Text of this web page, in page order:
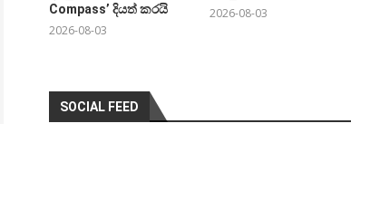
Compass’ දියත් කරයි
2026-08-03
2026-08-03
SOCIAL FEED